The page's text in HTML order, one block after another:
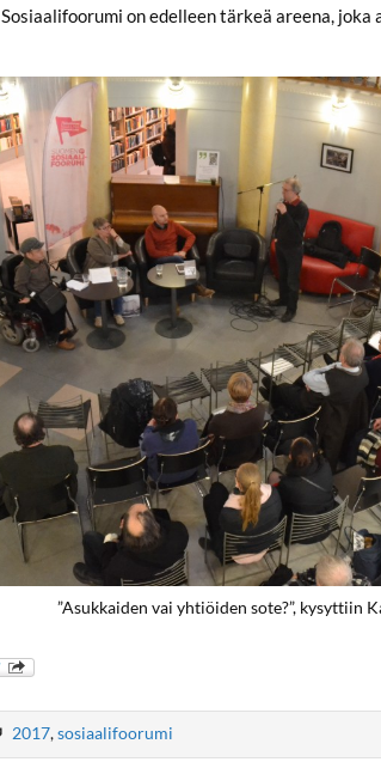
on edelleen tärkeä areena,
”Asukkaiden vai yhtiöiden sote?”, kysyttiin
2017,sosiaalifoorumi